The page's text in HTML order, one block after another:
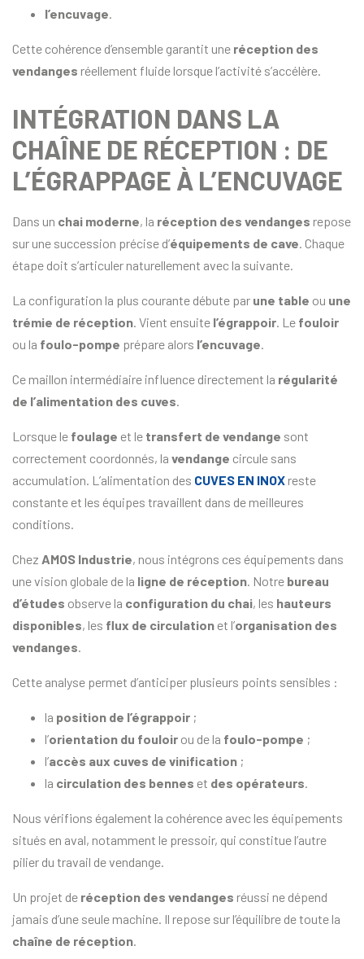
l’encuvage
Cette cohérence d’ensemble garantit une réception des
vendanges réellement fluide lorsque l’activité s’accélère.
INTÉGRATION DANS LA
CHAÎNE DE RÉCEPTION : DE
L’ÉGRAPPAGE À L’ENCUVAGE
Dans un chai moderne, la réception des vendanges repose
sur une succession précise d’équipements de cave . Chaque
étape doit s’articuler naturellement avec la suivante.
La configuration la plus courante débute par une table ou une
trémie de réception . Vient ensuite l’égrappoir . Le fouloir
ou la foulo-pompe prépare alors l’encuvage
Ce maillon intermédiaire influence directement la régularité
de l’alimentation des cuves
Lorsque le foulage et le transfert de vendange sont
correctement coordonnés, la vendange circule sans
accumulation. L’alimentation des CUVES EN INOX reste
constante et les équipes travaillent dans de meilleures
conditions.
Chez AMOS Industrie, nous intégrons ces équipements dans
une vision globale de la ligne de réception . Notre bureau
d’études observe la configuration du chai, les hauteurs
disponibles, les flux de circulation et l’organisation des
vendanges
Cette analyse permet d’anticiper plusieurs points sensibles :
la position de l’égrappoir ;
l’orientation du fouloir ou de la foulo-pompe ;
l’accès aux cuves de vinification ;
la circulation des bennes et des opérateurs
Nous vérifions également la cohérence avec les équipements
situés en aval, notamment le pressoir, qui constitue l’autre
pilier du travail de vendange.
Un projet de réception des vendanges réussi ne dépend
jamais d’une seule machine. Il repose sur l’équilibre de toute la
chaîne de réception